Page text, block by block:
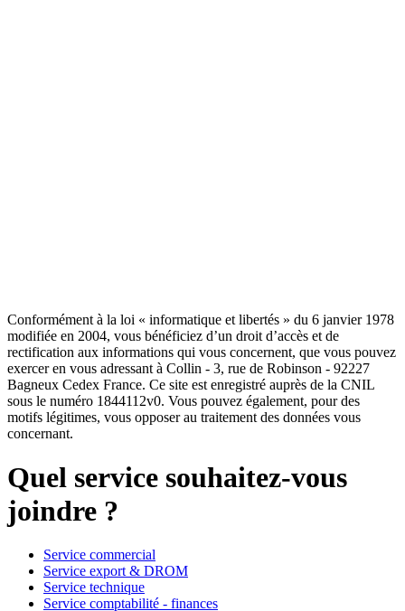
Conformément à la loi « informatique et libertés » du 6 janvier 1978
modifiée en 2004, vous bénéficiez d’un droit d’accès et de
rectification aux informations qui vous concernent, que vous pouvez
exercer en vous adressant à Collin - 3, rue de Robinson - 92227
Bagneux Cedex France. Ce site est enregistré auprès de la CNIL
sous le numéro 1844112v0. Vous pouvez également, pour des
motifs légitimes, vous opposer au traitement des données vous
concernant.
Quel service souhaitez-vous
joindre ?
Service commercial
Service export & DROM
Service technique
Service comptabilité - finances